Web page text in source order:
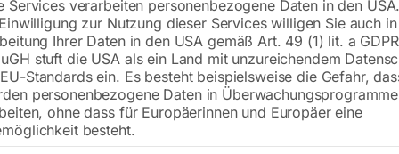
Services verarbeiten personenbezogene Daten in den
zur Nutzung dieser Services willigen Sie auch
Ihrer Daten in den USA gemäß Art. 49 (1) lit. a
stuft die USA als ein Land mit unzureichendem
Standards ein. Es besteht beispielsweise die Gefahr,
personenbezogene Daten in
ohne dass für Europäerinnen und Europäer eine
besteht.